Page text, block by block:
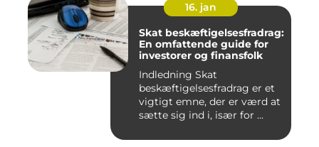
16. jan
Skat beskæftigelsesfradrag:
En omfattende guide for
investorer og finansfolk
Indledning Skat
beskæftigelsesfradrag er et
vigtigt emne, der er værd at
sætte sig ind i, især for ...